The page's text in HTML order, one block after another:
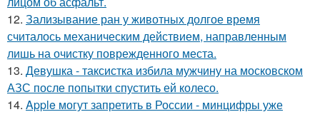
12. Зализывание ран у животных долгое время
считалось механическим действием, направленным
лишь на очистку поврежденного места.
13. Девушка - таксистка избила мужчину на московском
АЗС после попытки спустить ей колесо.
14. Apple могут запретить в России - минцифры уже